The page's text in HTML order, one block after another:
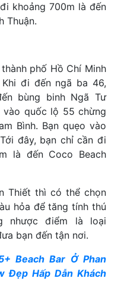
khoảng 700m là đến
Thuận.
phố Hồ Chí Minh
Khi đi đến ngã ba 46,
bùng binh Ngã Tư
vào quốc lộ 55 chừng
Bình. Bạn quẹo vào
đây, bạn chỉ cần đi
là đến Coco Beach
Thiết thì có thể chọn
hỏa để tăng tính thú
nhược điểm là loại
bạn đến tận nơi.
Beach Bar Ở Phan
Đẹp Hấp Dẫn Khách